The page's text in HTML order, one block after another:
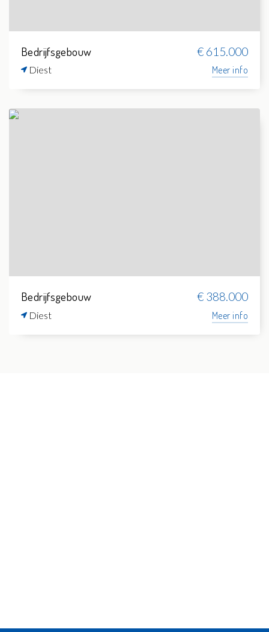
Bedrijfsgebouw € 615.000
Diest Meer info
Bedrijfsgebouw € 388.000
Diest Meer info